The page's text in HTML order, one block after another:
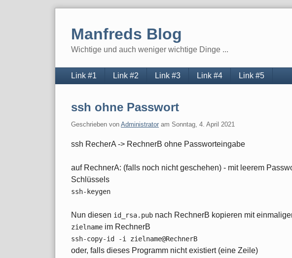
Manfreds Blog
Wichtige und auch weniger wichtige Dinge ...
Navigation
Link #1 Link #2 Link #3 Link #4 Link #5
ssh ohne Passwort
Geschrieben von Administrator am Sonntag, 4. April 2021
ssh RecherA -> RechnerB ohne Passworteingabe
auf RechnerA: (falls noch nicht geschehen) - mit leerem
Schlüssels
ssh-keygen
Nun diesen id_rsa.pub nach RechnerB kopieren mit
zielname im RechnerB
ssh-copy-id -i zielname@RechnerB
oder, falls dieses Programm nicht existiert (eine Zeile)